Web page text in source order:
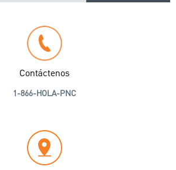
Contáctenos
1-866-HOLA-PNC